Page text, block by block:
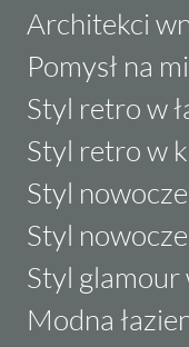
Architekci
Pomysł na
Styl retro w
Styl retro w
Styl
Styl
Styl glamour
Modna